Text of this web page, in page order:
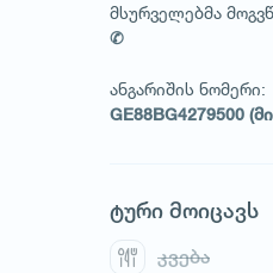
მსურველებმა
✆
ანგარიშის ნომერი:
GE88BG4279500
ტური მოიცავს
კვება